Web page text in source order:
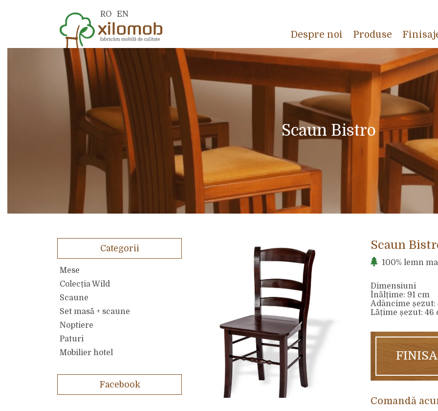
RO EN
Despre noi Produse
Scaun Bistro
Categorii
Mese
Colecția Wild
Scaune
Set masă + scaune
Noptiere
Paturi
Mobilier hotel
Facebook
Scaun
100% lemn
Dimensiuni
Înălțime: 91 cm
Adâncime șezut:
Lățime șezut: 46
Comandă